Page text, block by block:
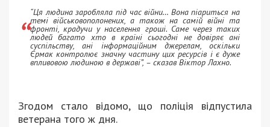
“Ця людина заробляла під час війни… Вона піариться на
темі військовополонених, а також на самій війні та
фронті, крадучи у населення гроші. Саме через таких
людей багато хто в країні сьогодні не довіряє ані
суспільству, ані інформаційним джерелам, оскільки
Єрмак контролює значну частину цих ресурсів і є дуже
впливовою людиною в державі”, – сказав Віктор Лахно.
Згодом стало відомо, що поліція відпустила
ветерана того ж дня.